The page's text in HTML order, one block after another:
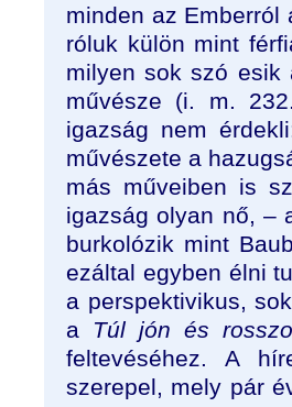
minden az
róluk külön mint
milyen sok szó esik
művésze (i. m.
igazság nem
művészete a
más műveiben is
igazság olyan nő, –
burkolózik mint
ezáltal egyben élni
a perspektivikus,
a Túl jón és
feltevéséhez. A
szerepel, mely pár